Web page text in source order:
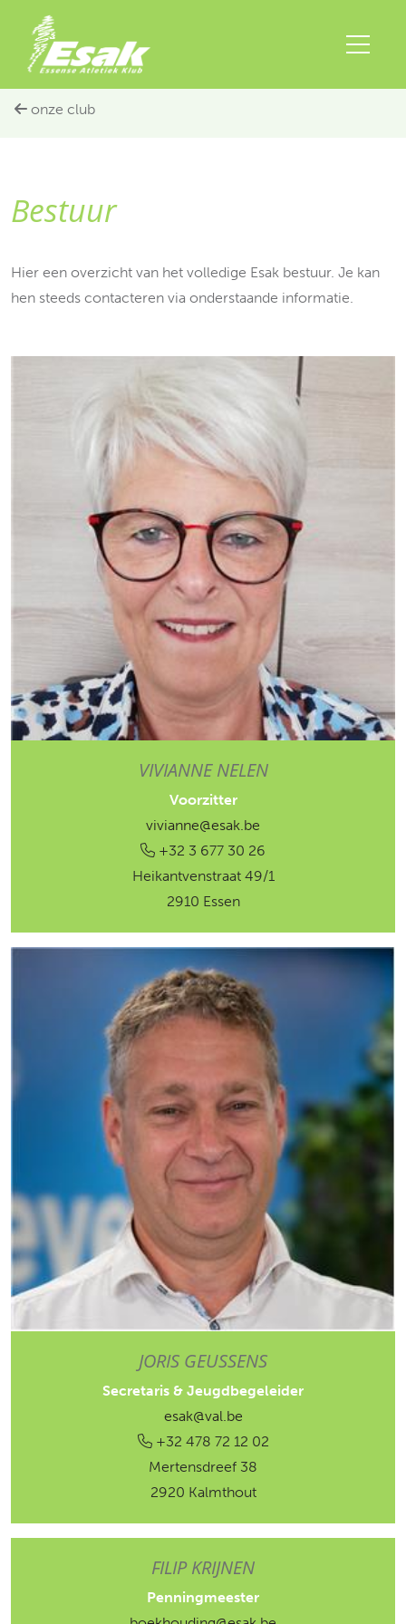
onze club
Bestuur
Hier een overzicht van het volledige Esak bestuur. Je kan
hen steeds contacteren via onderstaande informatie.
VIVIANNE NELEN
Voorzitter
vivianne@esak.be
+32 3 677 30 26
Heikantvenstraat 49/1
2910 Essen
JORIS GEUSSENS
Secretaris & Jeugdbegeleider
esak@val.be
+32 478 72 12 02
Mertensdreef 38
2920 Kalmthout
FILIP KRIJNEN
Penningmeester